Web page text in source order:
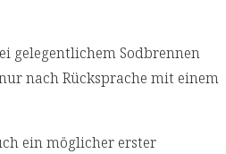
gelegentlichem Sodbrennen
nach Rücksprache mit einem
ein möglicher erster